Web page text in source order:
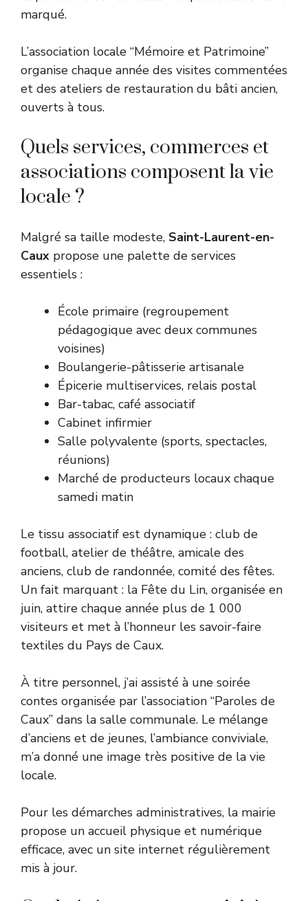
marqué.
L’association locale “Mémoire et Patrimoine”
organise chaque année des visites commentées
et des ateliers de restauration du bâti ancien,
ouverts à tous.
Quels services, commerces et
associations composent la vie
locale ?
Malgré sa taille modeste, Saint-Laurent-en-
Caux propose une palette de services
essentiels :
École primaire (regroupement
pédagogique avec deux communes
voisines)
Boulangerie-pâtisserie artisanale
Épicerie multiservices, relais postal
Bar-tabac, café associatif
Cabinet infirmier
Salle polyvalente (sports, spectacles,
réunions)
Marché de producteurs locaux chaque
samedi matin
Le tissu associatif est dynamique : club de
football, atelier de théâtre, amicale des
anciens, club de randonnée, comité des fêtes.
Un fait marquant : la Fête du Lin, organisée en
juin, attire chaque année plus de 1 000
visiteurs et met à l’honneur les savoir-faire
textiles du Pays de Caux.
À titre personnel, j’ai assisté à une soirée
contes organisée par l’association “Paroles de
Caux” dans la salle communale. Le mélange
d’anciens et de jeunes, l’ambiance conviviale,
m’a donné une image très positive de la vie
locale.
Pour les démarches administratives, la mairie
propose un accueil physique et numérique
efficace, avec un site internet régulièrement
mis à jour.